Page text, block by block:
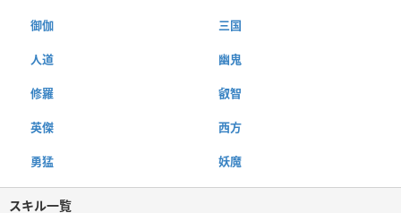
御伽 三国
人道 幽鬼
修羅 叡智
英傑 西方
勇猛 妖魔
スキル一覧